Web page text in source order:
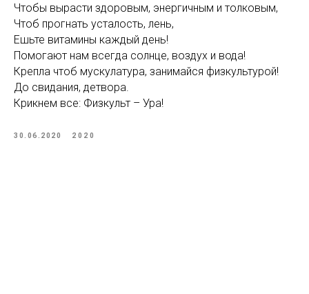
Чтобы вырасти здоровым, энергичным и толковым,
Чтоб прогнать усталость, лень,
Ешьте витамины каждый день!
Помогают нам всегда солнце, воздух и вода!
Крепла чтоб мускулатура, занимайся физкультурой!
До свидания, детвора.
Крикнем все: Физкульт – Ура!
30.06.2020 2020